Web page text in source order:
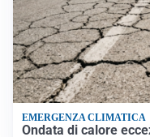
EMERGENZA CLIMATICA
Ondata di calore